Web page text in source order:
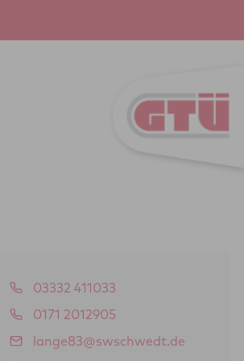
03332 411033
0171 2012905
lange83@swschwedt.de